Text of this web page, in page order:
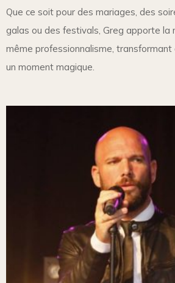
Que ce soit pour des mariages, des
galas ou des festivals, Greg apporte la
même professionnalisme, transformant
un moment magique.